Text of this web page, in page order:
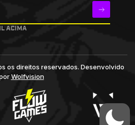
ACIMA
os direitos reservados. Desenvolvido
Wolfvision